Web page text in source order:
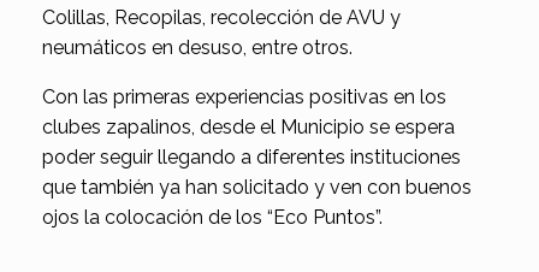
Colillas, Recopilas, recolección de AVU y
neumáticos en desuso, entre otros.
Con las primeras experiencias positivas en los
clubes zapalinos, desde el Municipio se espera
poder seguir llegando a diferentes instituciones
que también ya han solicitado y ven con buenos
ojos la colocación de los “Eco Puntos”.